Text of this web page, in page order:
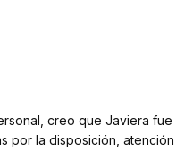
creo que Javiera fue
por la disposición, atención